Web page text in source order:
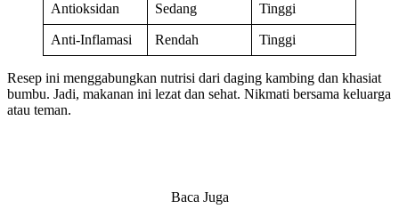
Antioksidan Sedang Tinggi
Anti-Inflamasi Rendah Tinggi
Resep ini menggabungkan nutrisi dari daging kambing dan khasiat
bumbu. Jadi, makanan ini lezat dan sehat. Nikmati bersama keluarga
atau teman.
Baca Juga